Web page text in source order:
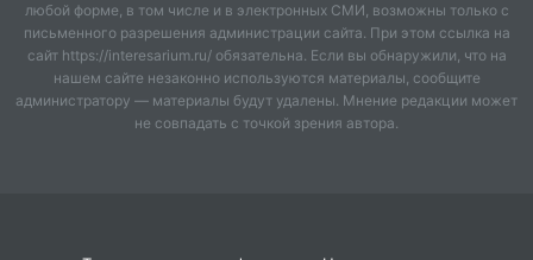
Итак, «Морозко», наши дни.
Начинаем: раз, два, три!
Сцена 1.
любой форме, в том числе и в электронных СМИ, возможны только с
письменного разрешения администрации сайта. При этом ссылка на
сайт https://interesarium.ru/ обязательна. Если вы обнаружили, что на
нашем сайте незаконно используются материалы, сообщите
администратору — материалы будут удалены. Мнение редакции может
не совпадать с точкой зрения автора.